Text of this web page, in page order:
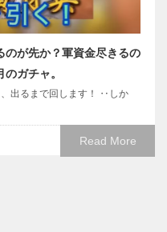
のが先か？軍資金尽きるの
ガチャ。
出るまで回します！ ‥しか
Read More